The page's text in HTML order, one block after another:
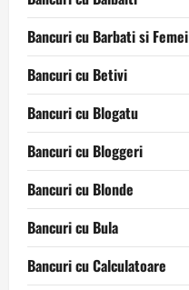
Bancuri cu Barbati si Femei
Bancuri cu Betivi
Bancuri cu Blogatu
Bancuri cu Bloggeri
Bancuri cu Blonde
Bancuri cu Bula
Bancuri cu Calculatoare